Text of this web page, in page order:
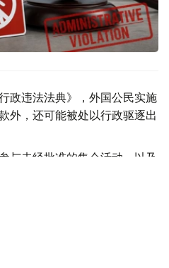
政违法法典》，外国公民实施
外，还可能被处以行政驱逐出
与未经批准的集会活动，以及